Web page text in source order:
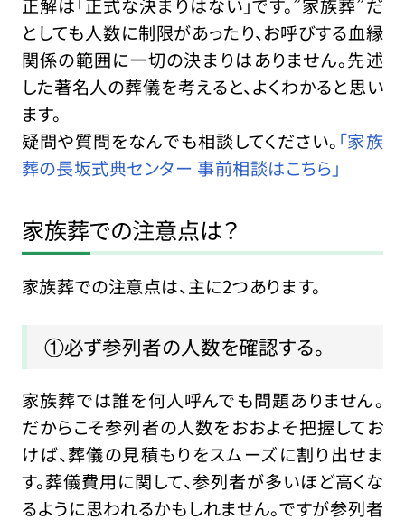
正解は「正式な決まりはない」です。”家族葬”だ
としても人数に制限があったり、お呼びする血縁
関係の範囲に一切の決まりはありません。先述
した著名人の葬儀を考えると、よくわかると思い
ます。
疑問や質問をなんでも相談してください。 「家族
葬の長坂式典センター 事前相談はこちら」
家族葬での注意点は？
家族葬での注意点は、主に2つあります。
①必ず参列者の人数を確認する。
家族葬では誰を何人呼んでも問題ありません。
だからこそ参列者の人数をおおよそ把握してお
けば、葬儀の見積もりをスムーズに割り出せま
す。葬儀費用に関して、参列者が多いほど高くな
るように思われるかもしれません。ですが参列者